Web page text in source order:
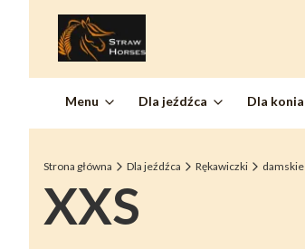
Menu Dla jeźdźca Dla konia
Strona główna Dla jeźdźca Rękawiczki damskie
XXS